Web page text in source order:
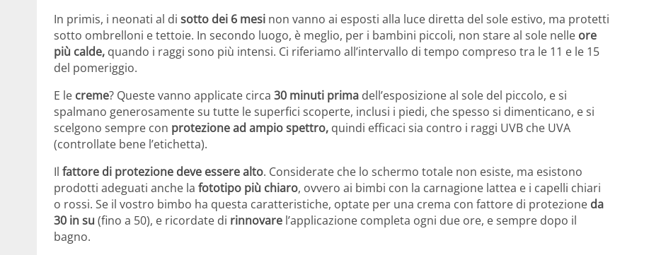
In primis, i neonati al di sotto dei 6 mesi non vanno ai esposti alla luce diretta del sole estivo, ma protetti
sotto ombrelloni e tettoie. In secondo luogo, è meglio, per i bambini piccoli, non stare al sole nelle ore
più calde, quando i raggi sono più intensi. Ci riferiamo all’intervallo di tempo compreso tra le 11 e le 15
del pomeriggio.
E le creme? Queste vanno applicate circa 30 minuti prima dell’esposizione al sole del piccolo, e si
spalmano generosamente su tutte le superfici scoperte, inclusi i piedi, che spesso si dimenticano, e si
scelgono sempre con protezione ad ampio spettro, quindi efficaci sia contro i raggi UVB che UVA
(controllate bene l’etichetta).
Il fattore di protezione deve essere alto. Considerate che lo schermo totale non esiste, ma esistono
prodotti adeguati anche la fototipo più chiaro, ovvero ai bimbi con la carnagione lattea e i capelli chiari
o rossi. Se il vostro bimbo ha questa caratteristiche, optate per una crema con fattore di protezione da
30 in su (fino a 50), e ricordate di rinnovare l’applicazione completa ogni due ore, e sempre dopo il
bagno.